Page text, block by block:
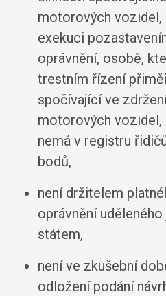
motorových vozidel,
exekuci
oprávnění, osobě,
trestním řízení
spočívající ve
motorových vozidel,
nemá v registru
bodů,
není držitelem
oprávnění
státem,
není ve zkušební
odložení podání